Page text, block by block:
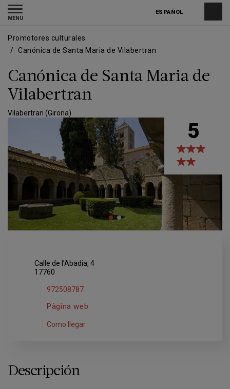
Pasar
contenido
Skip
main
ESPAÑOL
Toggle
navigation
Promotores culturales
Canónica de Santa Maria de Vilabertran
Canónica de Santa Maria de
Vilabertran
Vilabertran (Girona)
5
Calle de l’Abadia, 4
17760
972508787
Pàgina web
Como llegar
Descripción